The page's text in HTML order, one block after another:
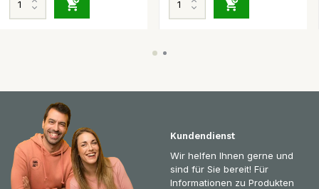
Kundendienst
Wir helfen Ihnen gerne und
sind für Sie bereit! Für
Informationen zu Produkten